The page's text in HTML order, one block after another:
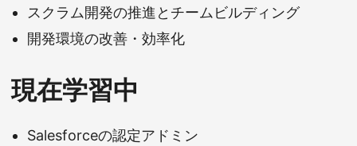
スクラム開発の推進とチームビルディング
開発環境の改善・効率化
現在学習中
Salesforceの認定アドミン